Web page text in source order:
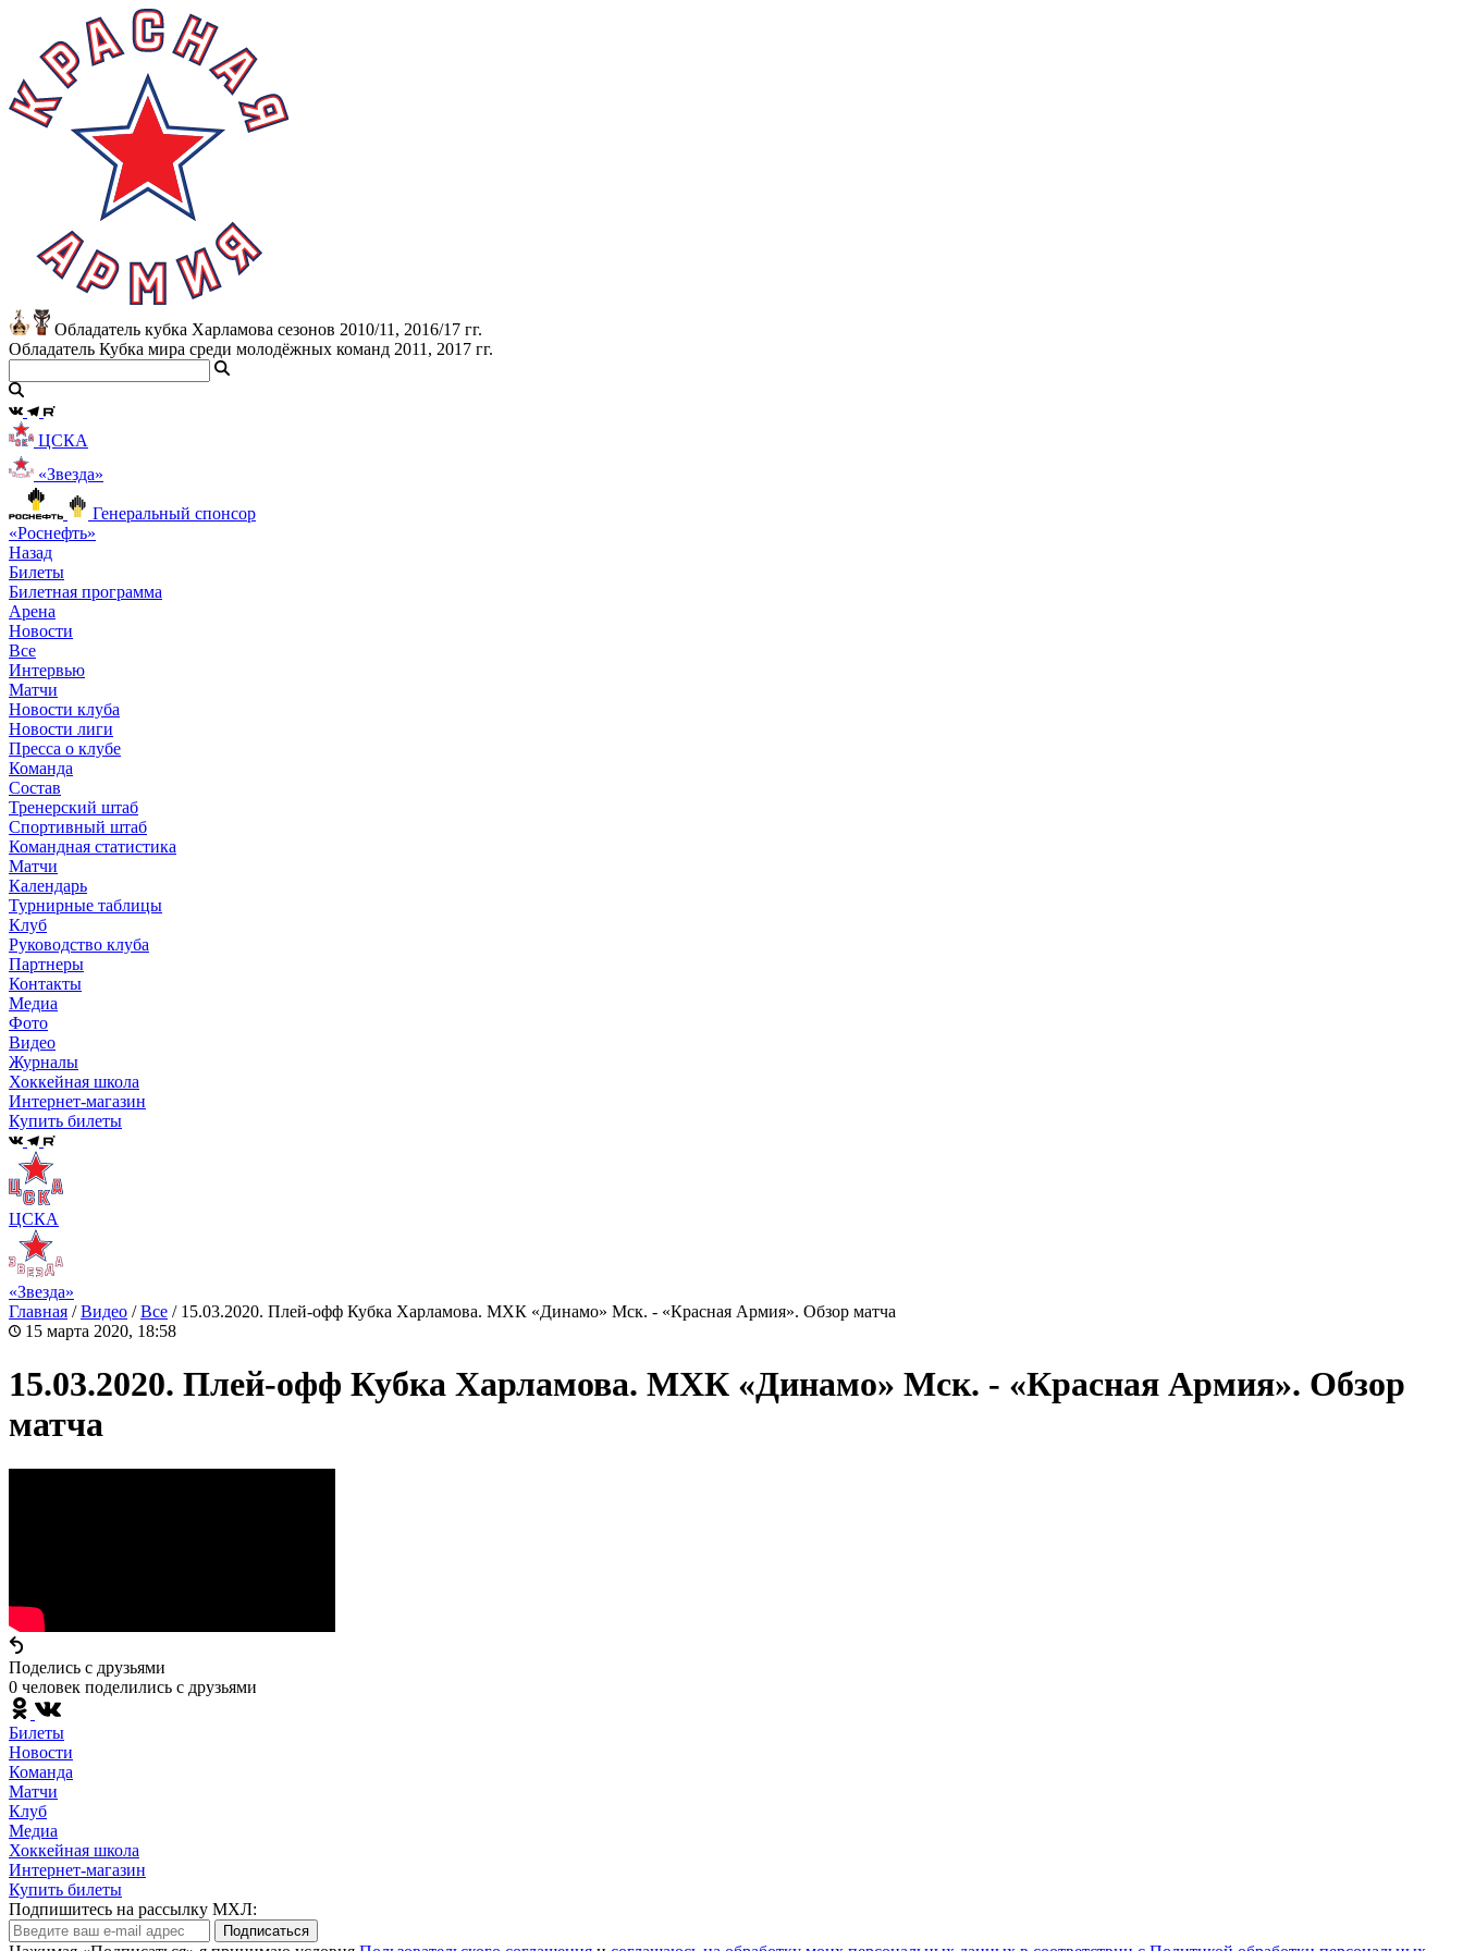
Обладатель кубка Харламова сезонов 2010/11, 2016/17 гг.
Обладатель Кубка мира среди молодёжных команд 2011, 2017 гг.
ЦСКА
«Звезда»
Генеральный спонсор
«Роснефть»
Назад
Билеты
Билетная программа
Арена
Новости
Все
Интервью
Матчи
Новости клуба
Новости лиги
Пресса о клубе
Команда
Состав
Тренерский штаб
Спортивный штаб
Командная статистика
Матчи
Календарь
Турнирные таблицы
Клуб
Руководство клуба
Партнеры
Контакты
Медиа
Фото
Видео
Журналы
Хоккейная школа
Интернет-магазин
Купить билеты
ЦСКА
«Звезда»
Главная /Видео /Все / 15.03.2020. Плей-офф Кубка Харламова. МХК «Динамо» Мск. - «Красная Армия». Обзор матча
15 марта 2020, 18:58
15.03.2020. Плей-офф Кубка Харламова. МХК «Динамо» Мск. - «Красная Армия». Обзор
матча
Поделись c друзьями
0 человек поделились c друзьями
Билеты
Новости
Команда
Матчи
Клуб
Медиа
Хоккейная школа
Интернет-магазин
Купить билеты
Подпишитесь на рассылку МХЛ:
Подписаться